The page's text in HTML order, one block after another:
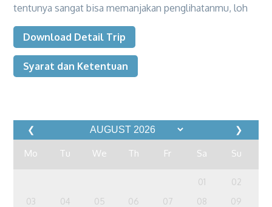
tentunya sangat bisa memanjakan penglihatanmu, loh
Download Detail Trip
Syarat dan Ketentuan
❮ ❯
Mo Tu We Th Fr Sa Su
01
02
03
04 05 06 07 08
09